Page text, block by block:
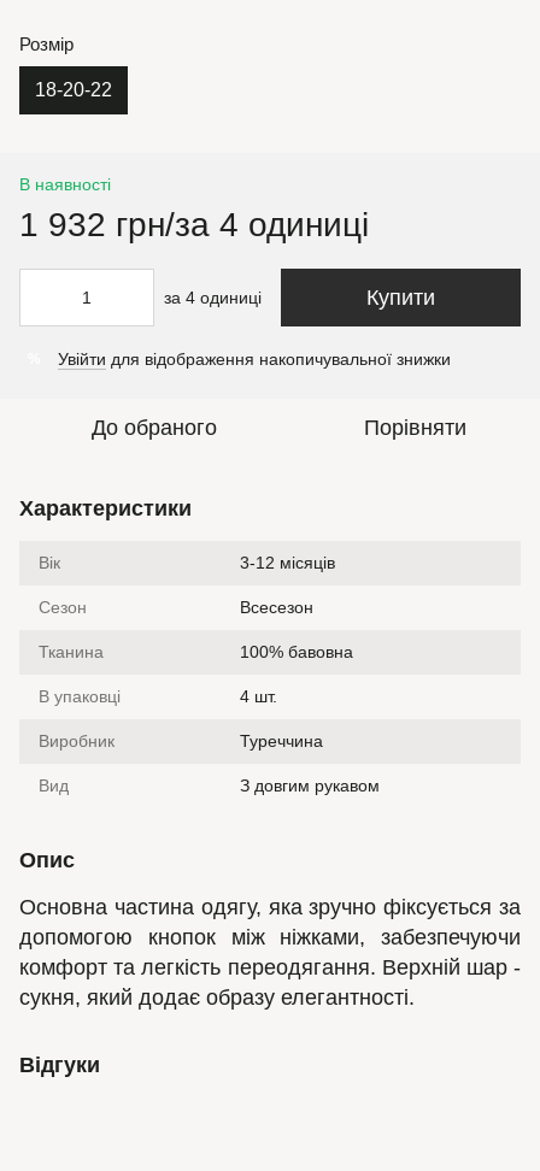
Розмір
18-20-22
В наявності
1 932 грн/за 4 одиниці
за 4 одиниці Купити
Увійти для відображення накопичувальної знижки
До обраного Порівняти
Характеристики
Вік 3-12 місяців
Сезон Всесезон
Тканина 100% бавовна
В упаковці 4 шт.
Виробник Туреччина
Вид З довгим рукавом
Опис
Основна частина одягу, яка зручно фіксується за
допомогою кнопок між ніжками, забезпечуючи
комфорт та легкість переодягання. Верхній шар -
сукня, який додає образу елегантності.
Відгуки